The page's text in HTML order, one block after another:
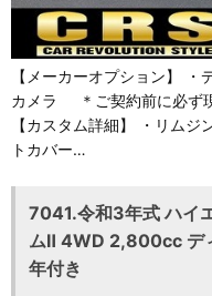
【メーカーオプション】
カメラ ＊ご契約前に必ず
【カスタム詳細】 ・リム
トカバー…
7041.令和3年式 ハイ
ムⅡ 4WD 2,800cc デ
年付き